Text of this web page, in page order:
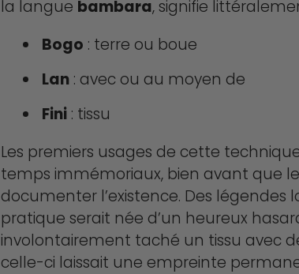
la langue bambara, signifie
Bogo : terre ou boue
Lan: avec ou au moyen de
Fini: tissu
Les premiers usages de cette
temps immémoriaux, bien avant que
documenter l’existence. Des
pratique serait née d’un heureux
involontairement taché un tissu avec
celle-ci laissait une empreinte